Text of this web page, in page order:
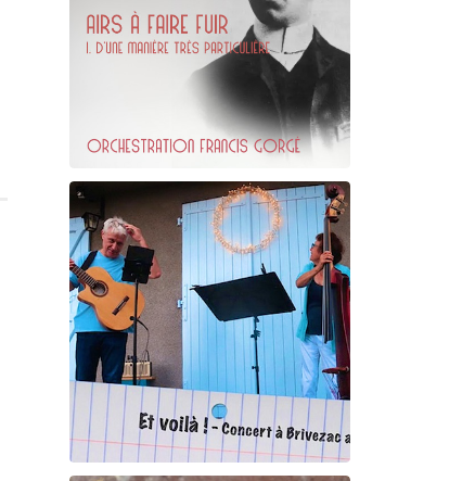
Erik Satie
D'une manière particulière